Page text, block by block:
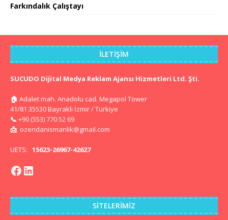
Farkındalık Çalıştayı
İLETIŞIM
SUCUDO Dijital Medya Reklam Ajansı Hizmetleri Ltd. Şti.
🏠 Adalet mah. Anadolu cad. Megapol Tower
41/81 35530 Bayraklı İzmir / Türkiye
📞 +90 (553) 770 52 69
📩 ozendanismanlik@gmail.com
UETS: 15623-26967-42627
SITELERIMIZ